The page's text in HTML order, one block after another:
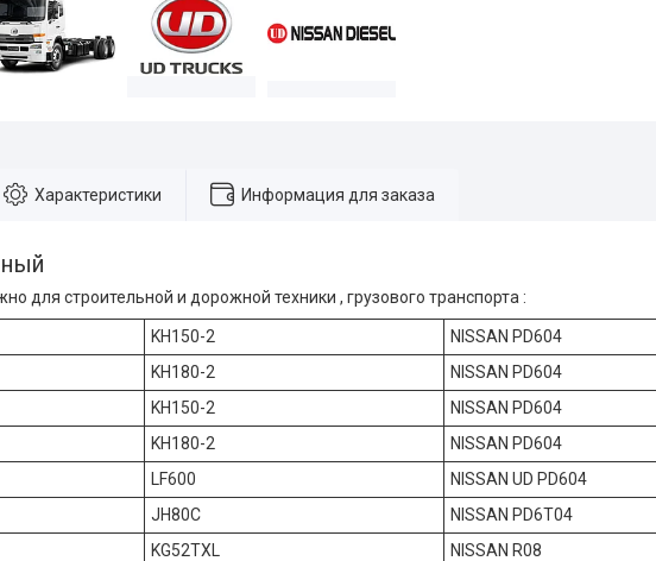
Характеристики Информация для заказа
для строительной и дорожной техники , грузового транспорта :
KH150-2
NISSAN PD604
KH180-2
NISSAN PD604
KH150-2
NISSAN PD604
KH180-2
NISSAN PD604
LF600
NISSAN UD PD604
JH80C
NISSAN PD6T04
KG52TXL
NISSAN R08